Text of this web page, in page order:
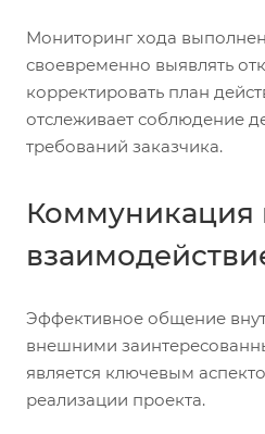
Мониторинг хода
своевременно выявлять
корректировать план
отслеживает соблюдение
требований заказчика.
Коммуникация
Эффективное общение
внешними
является ключевым
реализации проекта.